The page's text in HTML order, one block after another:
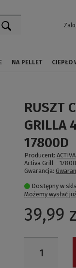
NA PELLET CIEPŁO
RUSZT
GRILLA
17800D
Producent: ACTIVA
Activa Grill -
Gwarancja:
Dostępny w
Możemy wysłać już
39,99